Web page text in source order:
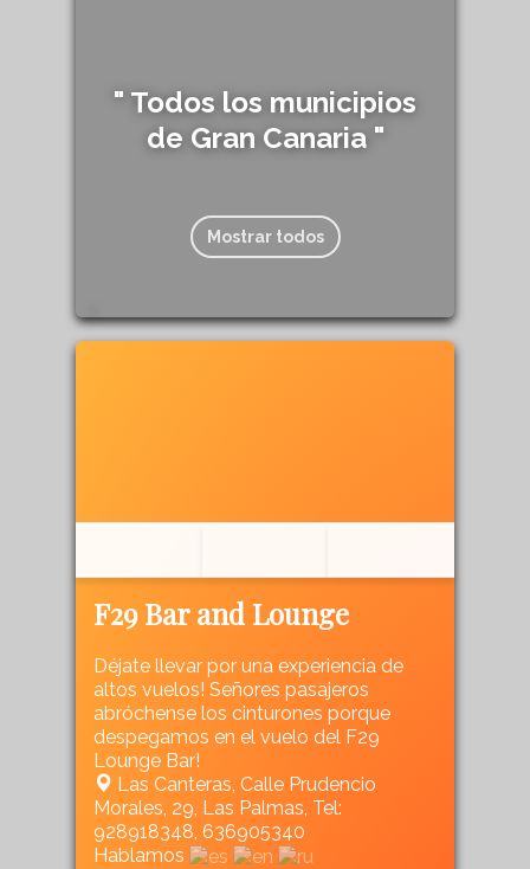
" Todos los municipios
de Gran Canaria "
Mostrar todos
F29 Bar and Lounge
Déjate llevar por una experiencia de
altos vuelos! Señores pasajeros
abróchense los cinturones porque
despegamos en el vuelo del F29
Lounge Bar!
Las Canteras, Calle Prudencio
Morales, 29, Las Palmas, Tel:
928918348, 636905340
Hablamos